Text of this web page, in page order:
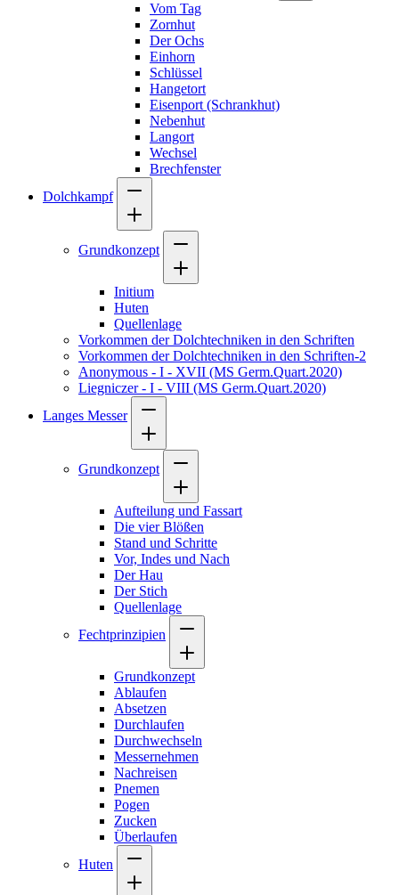
Vom Tag
Zornhut
Der Ochs
Einhorn
Schlüssel
Hangetort
Eisenport (Schrankhut)
Nebenhut
Langort
Wechsel
Brechfenster
Dolchkampf
Grundkonzept
Initium
Huten
Quellenlage
Vorkommen der Dolchtechniken in den Schriften
Vorkommen der Dolchtechniken in den Schriften-2
Anonymous - I - XVII (MS Germ.Quart.2020)
Liegniczer - I - VIII (MS Germ.Quart.2020)
Langes Messer
Grundkonzept
Aufteilung und Fassart
Die vier Blößen
Stand und Schritte
Vor, Indes und Nach
Der Hau
Der Stich
Quellenlage
Fechtprinzipien
Grundkonzept
Ablaufen
Absetzen
Durchlaufen
Durchwechseln
Messernehmen
Nachreisen
Pnemen
Pogen
Zucken
Überlaufen
Huten